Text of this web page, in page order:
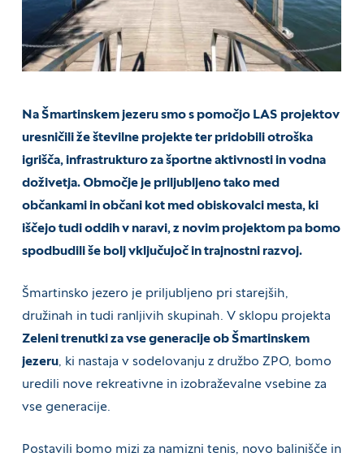
Na Šmartinskem jezeru smo s pomočjo LAS projektov
uresničili že številne projekte ter pridobili otroška
igrišča, infrastrukturo za športne aktivnosti in vodna
doživetja. Območje je priljubljeno tako med
občankami in občani kot med obiskovalci mesta, ki
iščejo tudi oddih v naravi, z novim projektom pa bomo
spodbudili še bolj vključujoč in trajnostni razvoj.
Šmartinsko jezero je priljubljeno pri starejših,
družinah in tudi ranljivih skupinah. V sklopu projekta
Zeleni trenutki za vse generacije ob Šmartinskem
jezeru, ki nastaja v sodelovanju z družbo ZPO, bomo
uredili nove rekreativne in izobraževalne vsebine za
vse generacije.
Postavili bomo mizi za namizni tenis, novo balinišče in